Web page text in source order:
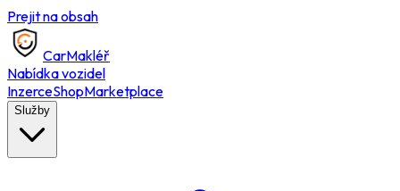
Prejit na obsah
CarMakléř
Nabídka vozidel
InzerceShopMarketplace
Služby